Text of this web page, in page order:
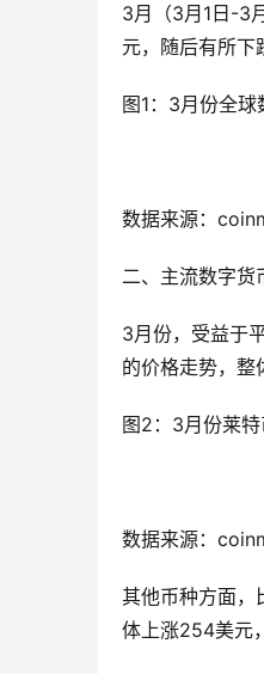
3月（3月1日-3
元，随后有所下
图1：3月份全
数据来源：
二、主流数字货
3月份，受益于
的价格走势，整
图2：3月份莱
数据来源：
其他币种方面
体上涨254美元